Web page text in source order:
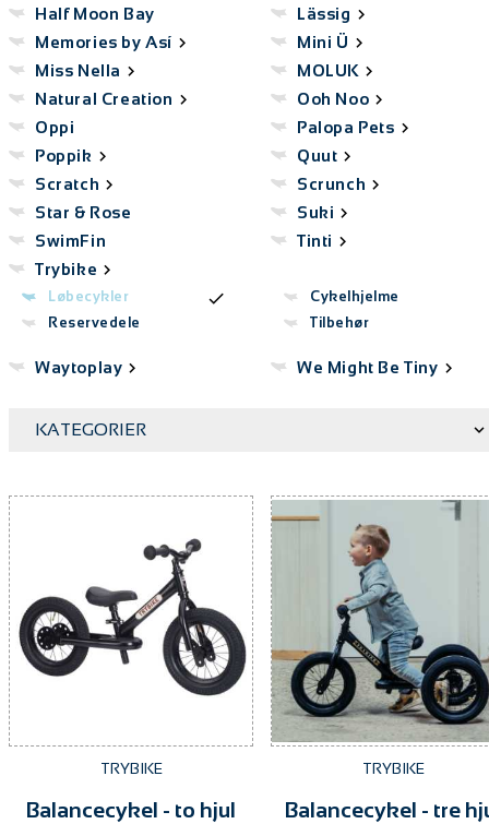
Half Moon Bay
Lässig
Memories by Así
Mini Ü
Miss Nella
MOLUK
Natural Creation
Ooh Noo
Oppi
Palopa Pets
Poppik
Quut
Scratch
Scrunch
Star & Rose
Suki
SwimFin
Tinti
Trybike
Løbecykler
Cykelhjelme
Reservedele
Tilbehør
Waytoplay We Might Be Tiny
KATEGORIER
TRYBIKE
Balancecykel - to hjul
TRYBIKE
Balancecykel - tre